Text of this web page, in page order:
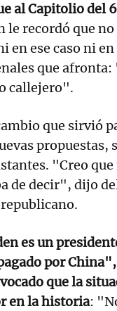
al Capitolio del
le recordó que
en ese caso ni
que
callejero".
que sirvió
propuestas,
"Creo
de decir", dijo
es un
por China",
que la
en la historia: